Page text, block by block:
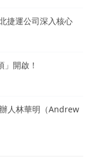
捷運公司深入核心
」開啟！
人林華明（Andrew